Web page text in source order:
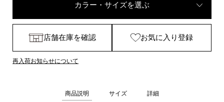
カラー・サイズを選ぶ
店舗在庫を確認 お気に入り登録
再入荷お知らせについて
商品説明 サイズ 詳細